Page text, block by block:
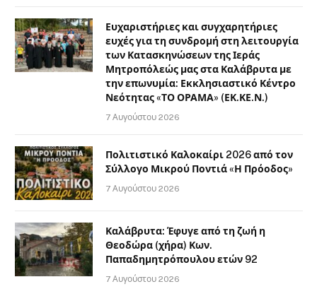
Ευχαριστήριες και συγχαρητήριες
ευχές για τη συνδρομή στη λειτουργία
των Κατασκηνώσεων της Ιεράς
Μητροπόλεώς μας στα Καλάβρυτα με
την επωνυμία: Εκκλησιαστικό Κέντρο
Νεότητας «ΤΟ ΟΡΑΜΑ» (ΕΚ.ΚΕ.Ν.)
7 Αυγούστου 2026
Πολιτιστικό Καλοκαίρι 2026 από τον
Σύλλογο Μικρού Ποντιά «Η Πρόοδος»
7 Αυγούστου 2026
Καλάβρυτα: Έφυγε από τη ζωή η
Θεοδώρα (χήρα) Κων.
Παπαδημητρόπουλου ετών 92
7 Αυγούστου 2026